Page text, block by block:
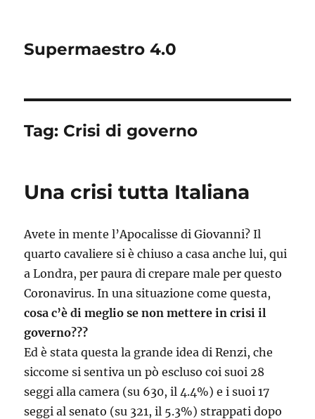
Supermaestro 4.0
Tag: Crisi di governo
Una crisi tutta Italiana
Avete in mente l’Apocalisse di Giovanni? Il
quarto cavaliere si è chiuso a casa anche lui, qui
a Londra, per paura di crepare male per questo
Coronavirus. In una situazione come questa,
cosa c’è di meglio se non mettere in crisi il
governo???
Ed è stata questa la grande idea di Renzi, che
siccome si sentiva un pò escluso coi suoi 28
seggi alla camera (su 630, il 4.4%) e i suoi 17
seggi al senato (su 321, il 5.3%) strappati dopo